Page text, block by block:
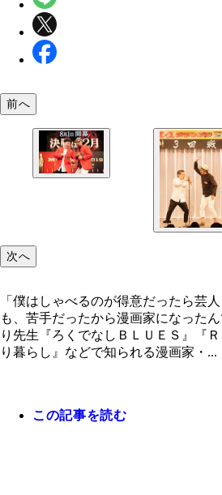
昨年のＭ－１でベストア
前へ
次へ
「僕はしゃべるのが得意だったら芸
も、苦手だったから漫画家になった
り先生『ろくでなしＢＬＵＥＳ』『
り暮らし』などで知られる漫画家・...
この記事を読む